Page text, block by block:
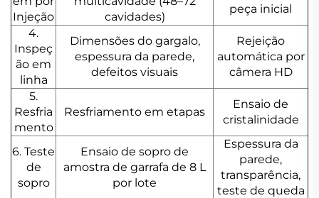
Injeção
cavidades)
peça inicial
4.
Inspeç
ão em
linha
Dimensões do gargalo,
espessura da parede,
defeitos visuais
Rejeição
automática por
câmera HD
5.
Resfria
mento
Resfriamento em etapas
Ensaio de
cristalinidade
6. Teste
de
sopro
Ensaio de sopro de
amostra de garrafa de 8 L
por lote
Espessura da
parede,
transparência,
teste de queda